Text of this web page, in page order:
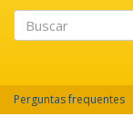
Perguntas frequentes